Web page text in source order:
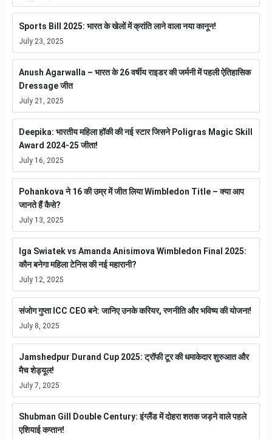
Sports Bill 2025: भारत के खेलों में क्रांति लाने वाला नया कानून!
July 23, 2025
Anush Agarwalla – भारत के 26 वर्षीय राइडर की जर्मनी में पहली ऐतिहासिक
Dressage जीत
July 21, 2025
Deepika: भारतीय महिला हॉकी की नई स्टार जिसने Poligras Magic Skill
Award 2024-25 जीता!
July 16, 2025
Pohankova ने 16 की उम्र में जीत लिया Wimbledon Title – क्या आप
जानते हैं कैसे?
July 13, 2025
Iga Swiatek vs Amanda Anisimova Wimbledon Final 2025:
कौन बनेगा महिला टेनिस की नई महारानी?
July 12, 2025
संजोग गुप्ता ICC CEO बने: जानिए उनके करियर, रणनीति और भविष्य की योजना!
July 8, 2025
Jamshedpur Durand Cup 2025: ट्रॉफी टूर की धमाकेदार शुरुआत और
मैच शेड्यूल!
July 7, 2025
Shubman Gill Double Century: इंग्लैंड में दोहरा शतक जड़ने वाले पहले
एशियाई कप्तान!